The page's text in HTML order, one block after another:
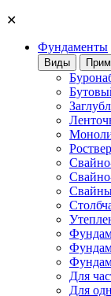
✕
Фундаменты
Виды
Для
Для